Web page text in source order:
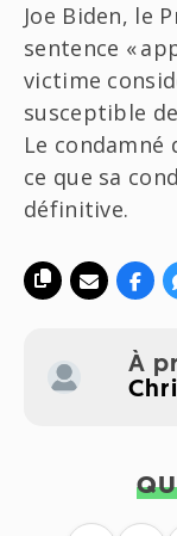
Joe Biden, le
sentence «
victime
susceptible
Le condamné
ce que sa
définitive.
À